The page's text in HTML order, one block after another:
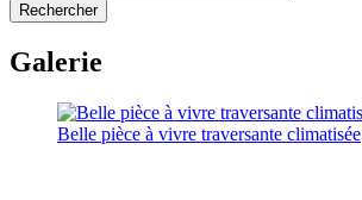
Rechercher
Galerie
Belle pièce à vivre traversante climatisée